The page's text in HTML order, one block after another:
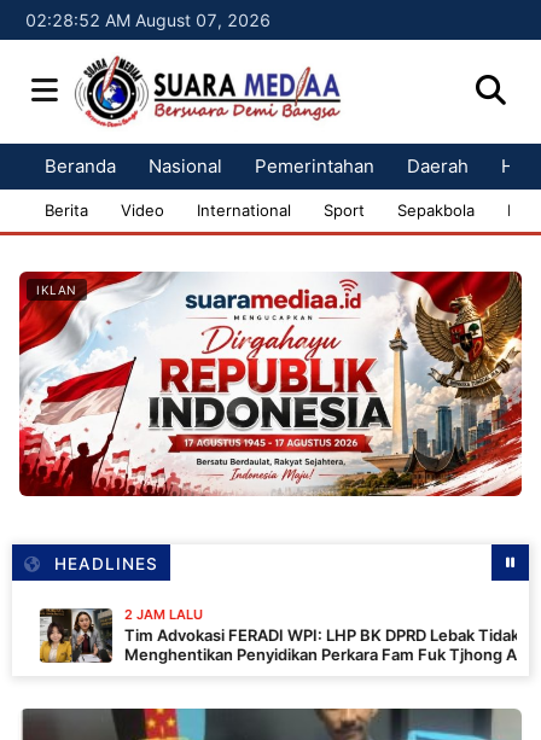
02:28:53 AM August 07, 2026
Beranda Nasional Pemerintahan Daerah
Berita Video International Sport Sepakbola
IKLAN
HEADLINES
2 JAM LALU
Tim Advokasi FERADI WPI: LHP BK DPRD Lebak Tidak
Menghentikan Penyidikan Perkara Fam Fuk Tjhong Alias Pak